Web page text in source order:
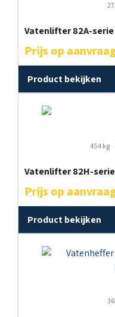
Vatenlifter 82A-
Prijs op
Product bekijken
454 kg
Vatenlifter 82H-
Prijs op
Product bekijken